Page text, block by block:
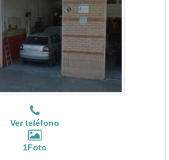
Ver teléfono
1Foto